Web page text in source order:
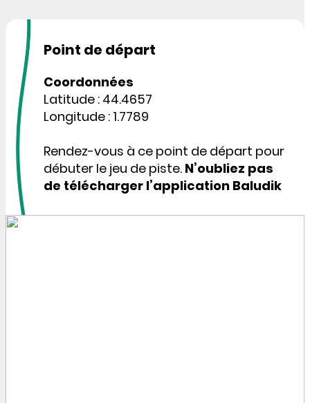
Point de départ
Coordonnées
Latitude : 44.4657
Longitude : 1.7789
Rendez-vous à ce point de départ pour
débuter le jeu de piste. N’oubliez pas
de télécharger l’application Baludik